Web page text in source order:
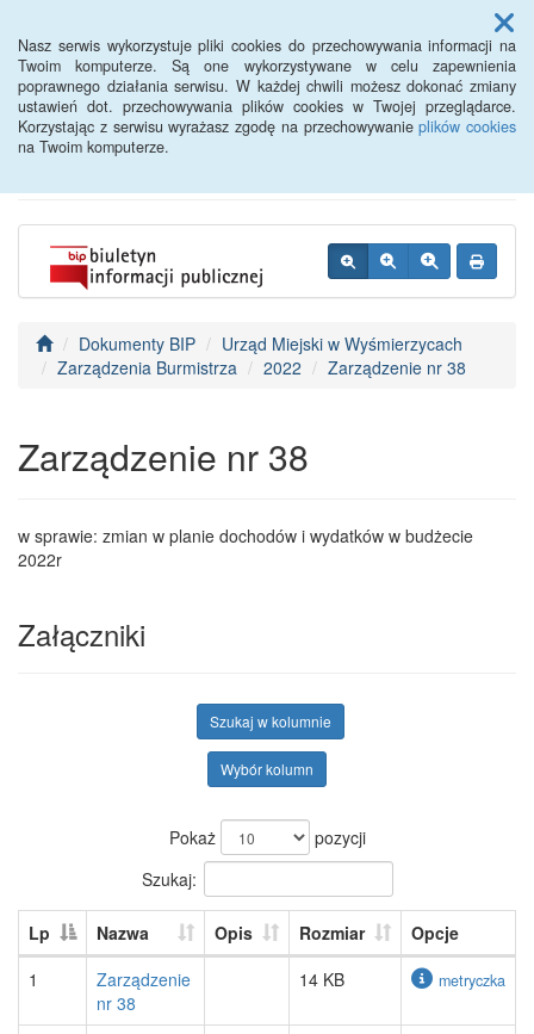
Nasz serwis wykorzystuje pliki cookies do przechowywania informacji na
Twoim komputerze. Są one wykorzystywane w celu zapewnienia
poprawnego działania serwisu. W każdej chwili możesz dokonać zmiany
ustawień dot. przechowywania plików cookies w Twojej przeglądarce.
Korzystając z serwisu wyrażasz zgodę na przechowywanieplików cookies
na Twoim komputerze.
Menu
BIP - Urząd Miejski
Wyśmierzyce
Dokumenty BIP
Urząd Miejski w Wyśmierzycach
Zarządzenia Burmistrza
2022 Zarządzenie nr 38
Zarządzenie nr 38
w sprawie: zmian w planie dochodów i wydatków w budżecie
2022r
Załączniki
Szukaj w kolumnie
Wybór kolumn
Pokaż
pozycji
Szukaj:
Lp Nazwa Opis Rozmiar
Opcje
1
Zarządzenie
nr 38
14 KB metryczka